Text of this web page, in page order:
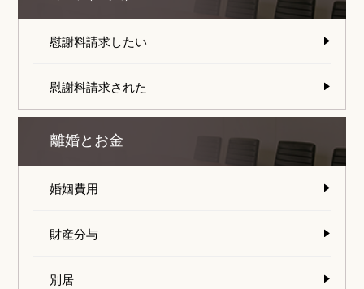
慰謝料請求したい
慰謝料請求された
離婚とお金
婚姻費用
財産分与
別居